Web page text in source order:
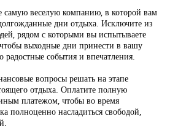
самую веселую компанию, в которой вам
дни отдыха. Исключите из
рядом с которыми вы испытываете
выходные дни принести в вашу
радостные события и впечатления.
вопросы решать на этапе
отдыха. Оплатите полную
платежом, чтобы во время
полноценно насладиться свободой,